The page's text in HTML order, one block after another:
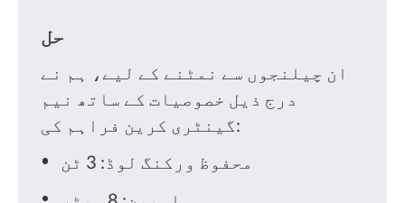
حل
ان چیلنجوں سے نمٹنے کے لیے، ہم نے
درج ذیل خصوصیات کے ساتھ نیم
گینٹری کرین فراہم کی:
محفوظ ورکنگ لوڈ: 3 ٹن